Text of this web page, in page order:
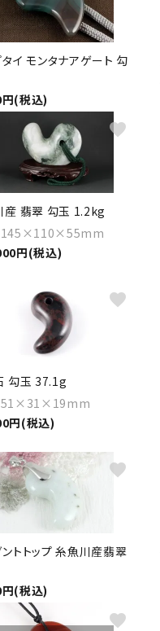
ラミッド型 特集
ース 特集
ト スモー
) タイガ
ムーン
ラブラ
Gray
1月 Jan
5月 May
イ モンタナアゲート 勾
(税込)
産 翡翠 勾玉 1.2kg
145×110×55mm
円(税込)
favorite
勾玉 37.1g
51×31×19mm
円(税込)
favorite
トトップ 糸魚川産翡翠
(税込)
favorite
favorite